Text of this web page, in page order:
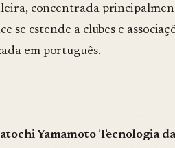
concentrada
se estende a clubes e
em português.
Yamamoto Tecnologia da